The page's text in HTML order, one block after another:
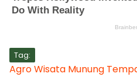
Tag:
Agro Wisata Munung